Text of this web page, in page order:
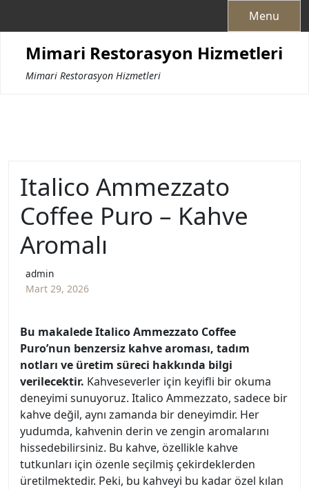
Menu
Mimari Restorasyon Hizmetleri
Mimari Restorasyon Hizmetleri
Italico Ammezzato
Coffee Puro – Kahve
Aromalı
admin
Mart 29, 2026
Bu makalede Italico Ammezzato Coffee
Puro’nun benzersiz kahve aroması, tadım
notları ve üretim süreci hakkında bilgi
verilecektir. Kahveseverler için keyifli bir okuma
deneyimi sunuyoruz. Italico Ammezzato, sadece bir
kahve değil, aynı zamanda bir deneyimdir. Her
yudumda, kahvenin derin ve zengin aromalarını
hissedebilirsiniz. Bu kahve, özellikle kahve
tutkunları için özenle seçilmiş çekirdeklerden
üretilmektedir. Peki, bu kahveyi bu kadar özel kılan